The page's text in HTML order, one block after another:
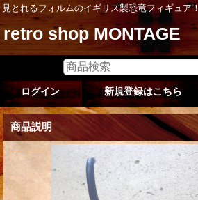
見とれるフォルムのイギリス製恐竜フィギュア！
retro shop MONTAGE
ログイン 新規登録はこちら
商品説明